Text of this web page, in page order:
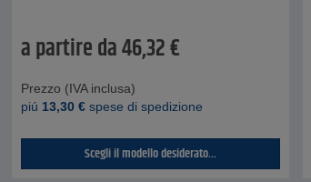
a partire da46,32€
Prezzo (IVA inclusa)
piú 13,30 € spese di spedizione
Scegli il modello desiderato...